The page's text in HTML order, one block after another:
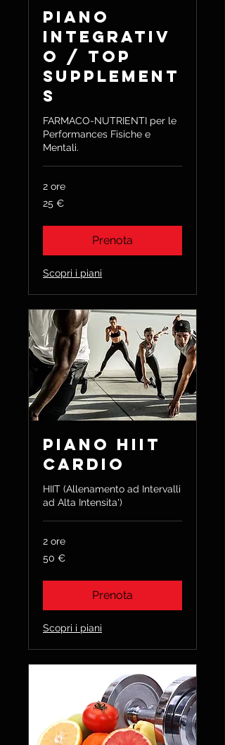
Piano
Integrativ
o / TOP
Supplement
s
FARMACO-NUTRIENTI per le
Performances Fisiche e
Mentali.
2 ore
euro
25 €
Prenota
Scopri i piani
Piano HIIT
Cardio
HIIT (Allenamento ad Intervalli
ad Alta Intensita')
2 ore
50
euro
50 €
Prenota
Scopri i piani